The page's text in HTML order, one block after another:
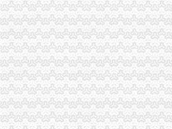
重庆自贸区积创新释放经济活力-各地产经
海关收发货人登记证书
变更收发货人报关注册登记证书的…-海关
报关员复习资料：报关单位注册登记-报关
进出口货物收发货人报关注册登记证书
青岛海关：更改公司的英文名称是否需要
出口退（免）税资格认定
海关报关单位注册登记证书
重庆海关：企业注册资金有变动,若要对进